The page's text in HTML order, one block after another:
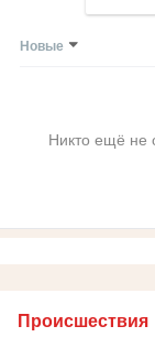
Новые
Никто ещё не
Происшествия